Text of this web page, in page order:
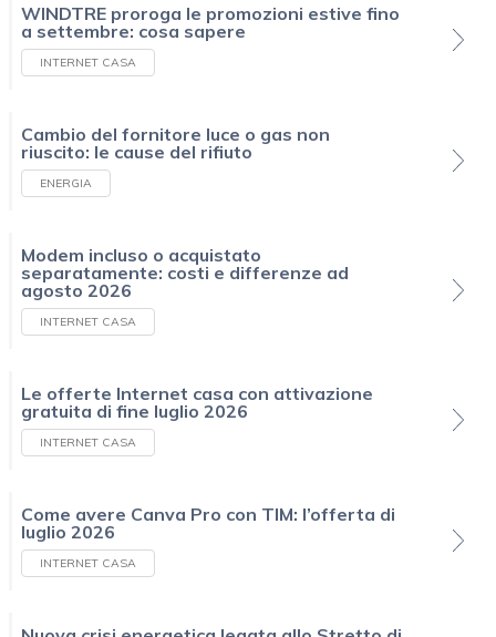
WINDTRE proroga le promozioni estive fino
a settembre: cosa sapere
INTERNET CASA
Cambio del fornitore luce o gas non
riuscito: le cause del rifiuto
ENERGIA
Modem incluso o acquistato
separatamente: costi e differenze ad
agosto 2026
INTERNET CASA
Le offerte Internet casa con attivazione
gratuita di fine luglio 2026
INTERNET CASA
Come avere Canva Pro con TIM: l’offerta di
luglio 2026
INTERNET CASA